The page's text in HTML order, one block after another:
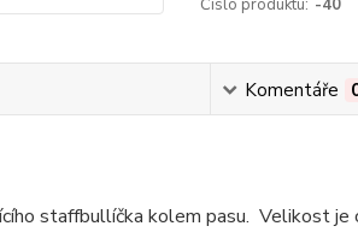
Číslo produktu: -40
Komentáře
staffbullíčka kolem pasu. Velikost je